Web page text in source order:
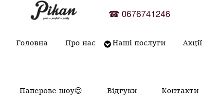
☎0676741246
Головна Про нас Наші послуги Акції
Паперове шоу😍 Відгуки Контакти